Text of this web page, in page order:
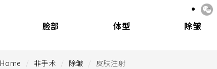
脸部 体型 除皱
Home 非手术 除皱 皮肤注射